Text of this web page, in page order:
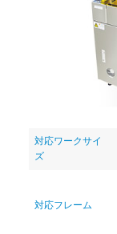
対応ワークサイ
ズ
対応フレーム